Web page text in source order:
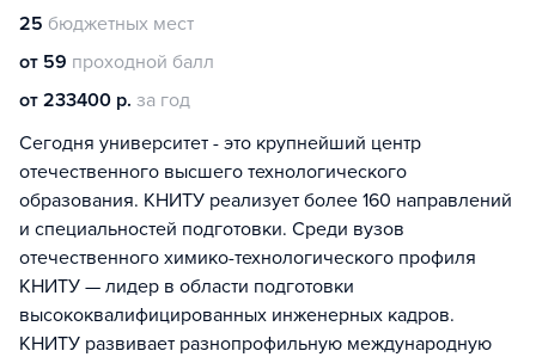
25 бюджетных мест
от 59 проходной балл
от 233400 р. за год
Сегодня университет - это крупнейший центр
отечественного высшего технологического
образования. КНИТУ реализует более 160 направлений
и специальностей подготовки. Среди вузов
отечественного химико-технологического профиля
КНИТУ — лидер в области подготовки
высококвалифицированных инженерных кадров.
КНИТУ развивает разнопрофильную международную